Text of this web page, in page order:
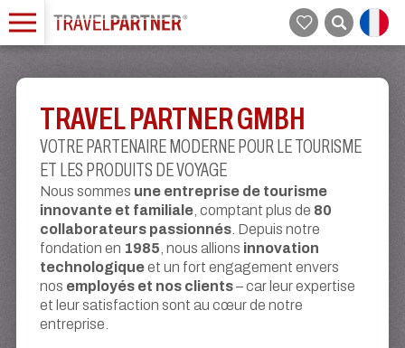
TRAVEL PARTNER GMBH
VOTRE PARTENAIRE MODERNE POUR LE TOURISME
ET LES PRODUITS DE VOYAGE
Nous sommes une entreprise de tourisme
innovante et familiale, comptant plus de 80
collaborateurs passionnés. Depuis notre
fondation en 1985, nous allions innovation
technologiqueet un fort engagement envers
nos employés et nos clients– car leur expertise
et leur satisfaction sont au cœur de notre
entreprise.